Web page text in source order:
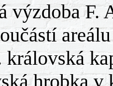
výzdoba F.
královská
hrobka v